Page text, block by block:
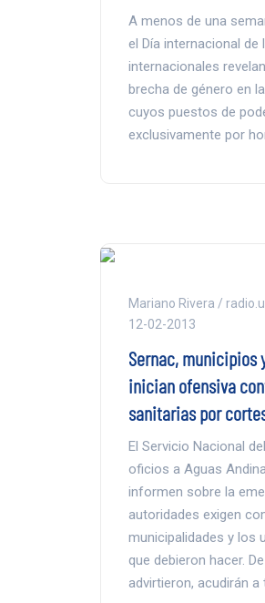
A menos de una
el Día internacional de
internacionales
brecha de género en
cuyos puestos de
exclusivamente por
Mariano Rivera /
12-02-2013
Sernac, municipios
inician ofensiva
sanitarias por
El Servicio Nacional
oficios a Aguas
informen sobre la
autoridades exigen
municipalidades y los
que debieron hacer.
advirtieron, acudirán a